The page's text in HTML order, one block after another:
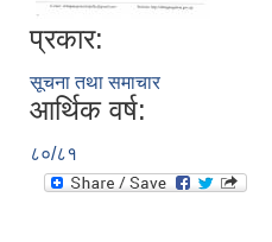
प्रकार:
सूचना तथा समाचार
आर्थिक वर्ष:
८०/८१